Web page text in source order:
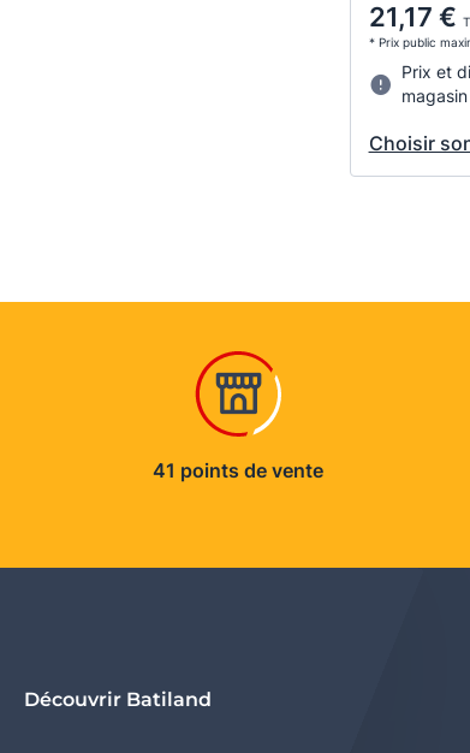
21,17 €
* Prix public
Prix et
magasin
Choisir
41 points de vente
Découvrir Batiland